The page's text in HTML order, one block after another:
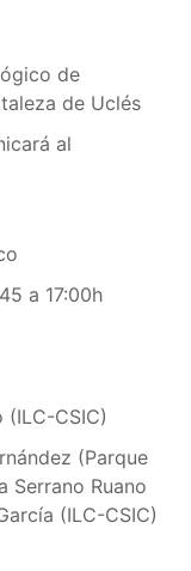
de
de Uclés
al
a 17:00h
(ILC-CSIC)
(Parque
Serrano Ruano
(ILC-CSIC)